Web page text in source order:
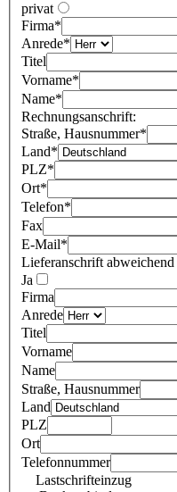
privat
Firma*
Anrede*
Titel
Vorname*
Name*
Rechnungsanschrift:
Straße, Hausnummer*
Land*
PLZ*
Ort*
Telefon*
Fax
E-Mail*
Lieferanschrift
Ja
Firma
Anrede
Titel
Vorname
Name
Straße, Hausnummer
Land
PLZ
Ort
Telefonnummer
Lastschrifteinzug